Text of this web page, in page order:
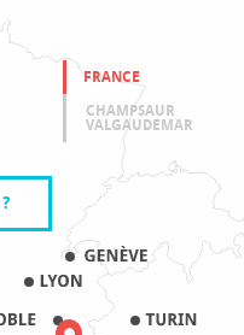
FRANCE
CHAMPSAUR
VALGAUDEMAR